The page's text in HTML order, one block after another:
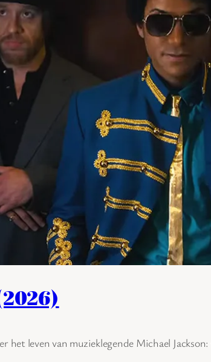
het leven van muzieklegende Michael